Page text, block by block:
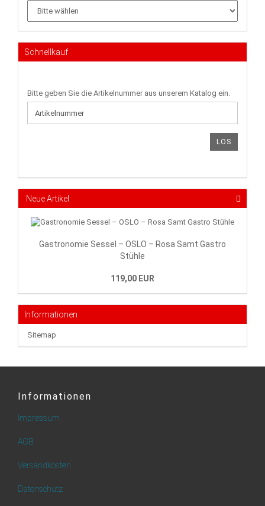
Schnellkauf
BITTE
GEBEN
SIE
DIE
EIN.
Bitte geben Sie die Artikelnummer aus unserem Katalog ein.
LOS
Neue Artikel
Gastronomie Sessel – OSLO – Rosa Samt Gastro
Stühle
119,00 EUR
Informationen
Sitemap
Informationen
Impressum
AGB
Versandkosten
Datenschutz